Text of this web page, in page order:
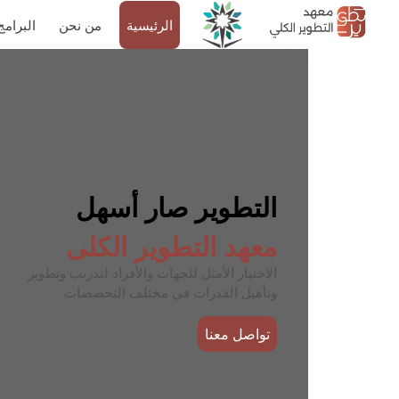
الرئيسية من نحن
التطوير صار أسهل
معهد التطوير الكلى
الاختيار الأمثل للجهات والأفراد لتدريب وتطوير
وتأهيل القدرات في مختلف التخصصات
تواصل معنا